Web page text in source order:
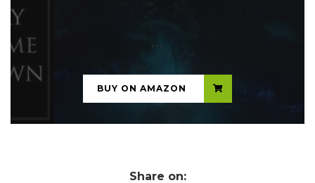
...
BUY ON AMAZON
Share on: